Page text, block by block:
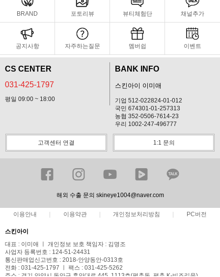
BRAND 포토리뷰 뷰티체험단 채널추가
공지사항 자주하는질문 멤버쉽 이벤트
CS CENTER
031-425-1797
평일 09:00 ~ 18:00
BANK INFO
스킨아이 이미애
기업 512-022824-01-012
국민 674301-01-257313
농협 352-0506-7614-23
우리 1002-247-496777
고객센터 연결 1:1 문의
해외 수출 문의 skineye1004@naver.com
이용안내 이용약관 개인정보처리방침 PC버전
스킨아이
대표 : 이미애 ㅣ 개인정보 보호 책임자 : 김명조
사업자 등록번호 : 124-51-24431
통신판매업신고번호 : 2018-안양동안-0313호
전화 : 031-425-1797 ㅣ 팩스 : 031-425-5262
주소 : 경기 안양시 동안구 흥안대로 445, 1113호(평촌동, 평촌 K-비즈리움)